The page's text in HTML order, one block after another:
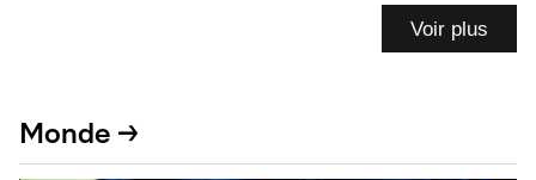
Voir plus
Monde →